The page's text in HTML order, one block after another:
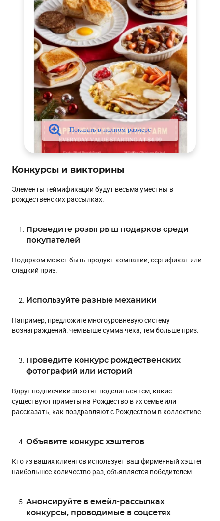
Конкурсы и викторины
Элементы геймификации будут весьма уместны в
рождественских рассылках.
Проведите розыгрыш подарков среди
покупателей
Подарком может быть продукт компании, сертификат или
сладкий приз.
Используйте разные механики
Например, предложите многоуровневую систему
вознаграждений: чем выше сумма чека, тем больше приз.
Проведите конкурс рождественских
фотографий или историй
Вдруг подписчики захотят поделиться тем, какие
существуют приметы на Рождество в их семье или
рассказать, как поздравляют с Рождеством в коллективе.
Объявите конкурс хэштегов
Кто из ваших клиентов использует ваш фирменный хэштег
наибольшее количество раз, объявляется победителем.
Анонсируйте в емейл-рассылках
конкурсы, проводимые в соцсетях